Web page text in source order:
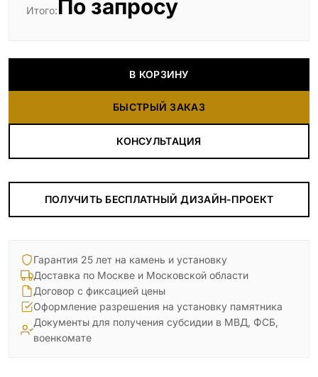
Итого:По запросу
В КОРЗИНУ
БЫСТРЫЙ ЗАКАЗ
КОНСУЛЬТАЦИЯ
ПОЛУЧИТЬ БЕСПЛАТНЫЙ ДИЗАЙН-ПРОЕКТ
Гарантия 25 лет на камень и установку
Доставка по Москве и Московской области
Договор с фиксацией цены
Оформление разрешения на установку памятника
Документы для получения субсидии в МВД, ФСБ,
военкомате